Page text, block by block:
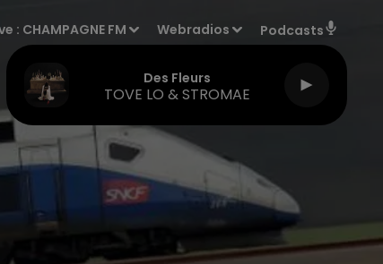
: CHAMPAGNE FM Webradios Podcasts
Die On This Hill
SIENNA SPIRO